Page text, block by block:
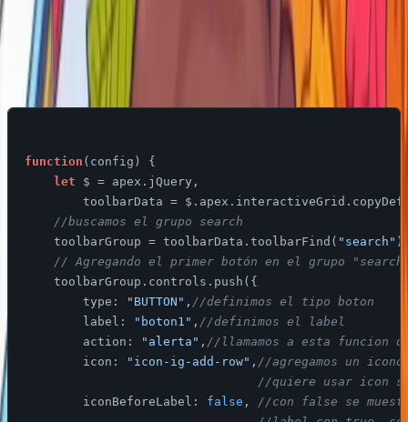
En la misma pestaña los desplazamos mas abajo hasta la
opcion de “Función de inicialización JavaScript” y
pegamos ahi el siguiente codigo.
function ( config ) {
let $ = apex.jQuery,
toolbarData =
//buscamos el grupo search
    toolbarGroup = toolbarData.toolbarFind(
"search"
// Agregando el primer botón en el grupo
    toolbarGroup.controls.push({
type : "BUTTON" , //definimos el tipo boton
label : "boton1" , //definimos el label
action : "alerta" , //llamamos a esta funcion
icon : "icon-ig-add-row" , //agregamos un
//quiere usar icon
iconBeforeLabel : false , //con false se